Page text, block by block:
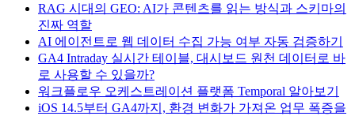
RAG 시대의 GEO: AI가 콘텐츠를 읽는 방식과 스키마의
진짜 역할
AI 에이전트로 웹 데이터 수집 가능 여부 자동 검증하기
GA4 Intraday 실시간 테이블, 대시보드 원천 데이터로 바
로 사용할 수 있을까?
워크플로우 오케스트레이션 플랫폼 Temporal 알아보기
iOS 14.5부터 GA4까지, 환경 변화가 가져온 업무 폭증을